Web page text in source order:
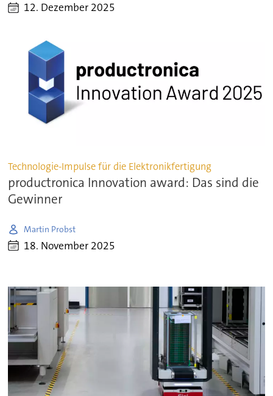
12. Dezember 2025
Technologie-Impulse für die Elektronikfertigung
productronica Innovation award: Das sind die
Gewinner
Martin Probst
18. November 2025